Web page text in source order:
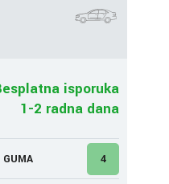
isporuka
1-2 radna dana
GUMA 4